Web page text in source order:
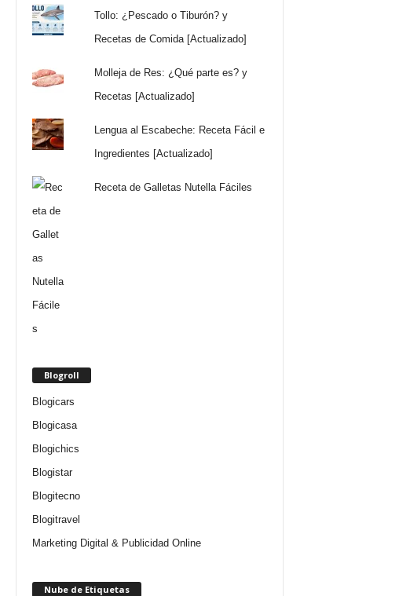
Tollo: ¿Pescado o Tiburón? y
Recetas de Comida [Actualizado]
Molleja de Res: ¿Qué parte es? y
Recetas [Actualizado]
Lengua al Escabeche: Receta Fácil e
Ingredientes [Actualizado]
Receta de Galletas Nutella Fáciles
Blogroll
Blogicars
Blogicasa
Blogichics
Blogistar
Blogitecno
Blogitravel
Marketing Digital & Publicidad Online
Nube de Etiquetas